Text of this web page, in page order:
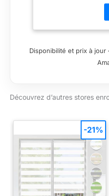
Disponibilité et prix à
Découvrez d’autres stores
-21%